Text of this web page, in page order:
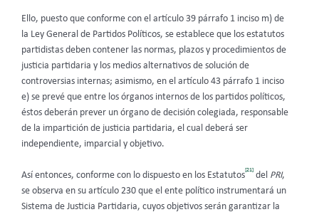
Ello, puesto que conforme con el artículo 39 párrafo 1 inciso m) de
la Ley General de Partidos Políticos, se establece que los estatutos
partidistas deben contener las normas, plazos y procedimientos de
justicia partidaria y los medios alternativos de solución de
controversias internas; asimismo, en el artículo 43 párrafo 1 inciso
e) se prevé que entre los órganos internos de los partidos políticos,
éstos deberán prever un órgano de decisión colegiada, responsable
de la impartición de justicia partidaria, el cual deberá ser
independiente, imparcial y objetivo.
Así entonces, conforme con lo dispuesto en los Estatutos
[21]
del PRI,
se observa en su artículo 230 que el ente político instrumentará un
Sistema de Justicia Partidaria, cuyos objetivos serán garantizar la